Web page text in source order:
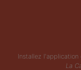
Installez l'application
La